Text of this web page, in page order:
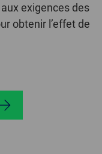
exigences des
obtenir l’effet de